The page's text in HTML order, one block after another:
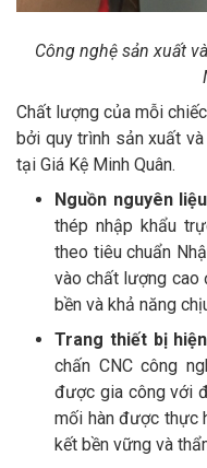
Công nghệ sản xuất
Chất lượng của mỗi chiếc
bởi quy trình sản xuất
tại Giá Kệ Minh Quân.
Nguồn nguyên
thép nhập khẩu
theo tiêu chuẩn
vào chất lượng cao
bền và khả năng
Trang thiết bị
chấn CNC công
được gia công với
mối hàn được thực
kết bền vững và